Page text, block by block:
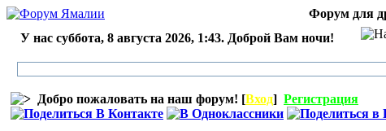
Форум для
У нас суббота, 8 августа 2026, 1:43. Доброй Вам ночи!
Добро пожаловать на наш форум! [Вход] Регистрация